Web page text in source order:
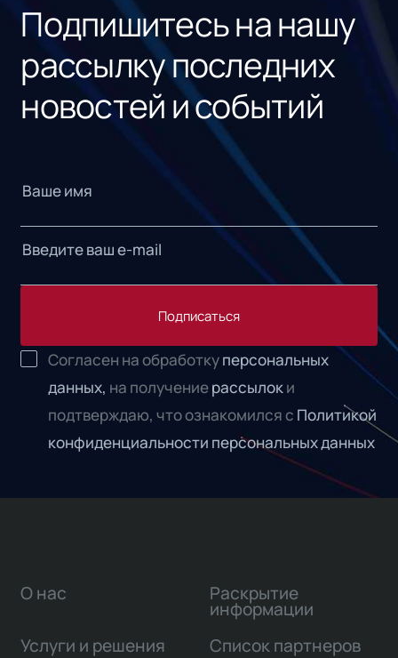
Подпишитесь на нашу
рассылку последних
новостей и событий
Подписаться
Согласен на обработкуперсональных
данных, на получениерассылоки
подтверждаю, что ознакомился с Политикой
конфиденциальности персональных данных
О нас
Услуги и решения
Раскрытие
информации
Список партнеров